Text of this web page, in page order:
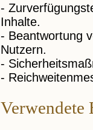
-
Inhalte.
- Beantwortung
Nutzern.
-
-